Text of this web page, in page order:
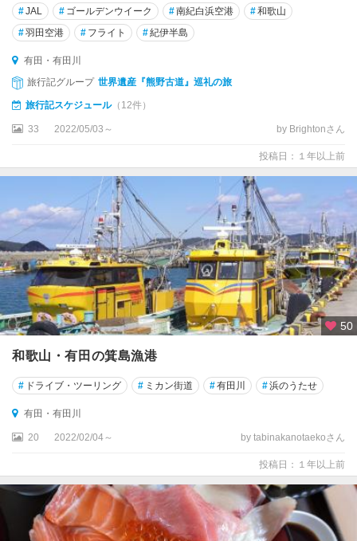
#JAL # ゴールデンウイーク #南紀白浜空港 #和歌山
#羽田空港 # フライト #紀伊半島
有田・有田川
旅行記グループ 世界遺産『熊野古道』巡礼の旅
旅行記スケジュール（12件）
33 2022/05/03～ by Brightonさん
投稿日：１年以上前
50
和歌山・有田の箕島漁港
# ドライブ・ツーリング # ミカン街道 #有田川 #浜のうたせ
有田・有田川
20 2022/02/04～ by tabinakanotaekoさん
投稿日：１年以上前